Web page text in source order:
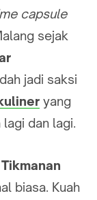
capsule
sejak
jadi saksi
yang
dan lagi.
biasa. Kuah